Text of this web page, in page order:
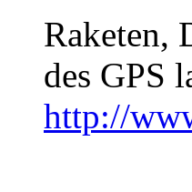
Raketen,
des GPS
http://